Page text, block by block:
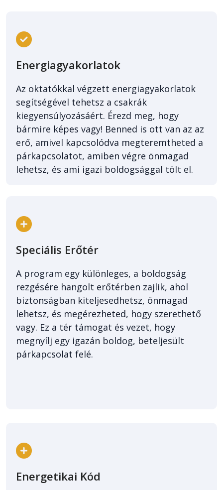
Energiagyakorlatok
Az oktatókkal végzett energiagyakorlatok
segítségével tehetsz a csakrák
kiegyensúlyozásáért. Érezd meg, hogy
bármire képes vagy! Benned is ott van az az
erő, amivel kapcsolódva megteremtheted a
párkapcsolatot, amiben végre önmagad
lehetsz, és ami igazi boldogsággal tölt el.
Speciális Erőtér
A program egy különleges, a boldogság
rezgésére hangolt erőtérben zajlik, ahol
biztonságban kiteljesedhetsz, önmagad
lehetsz, és megérezheted, hogy szerethető
vagy. Ez a tér támogat és vezet, hogy
megnyílj egy igazán boldog, beteljesült
párkapcsolat felé.
Energetikai Kód